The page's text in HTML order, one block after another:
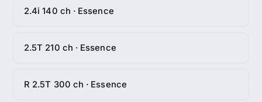
2.4i 140 ch · Essence
2.5T 210 ch · Essence
R 2.5T 300 ch · Essence